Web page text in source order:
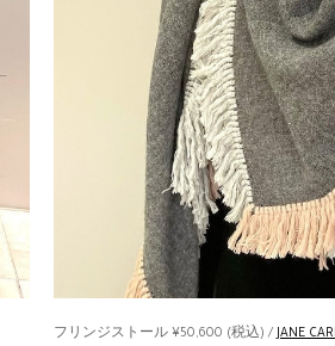
フリンジストール ¥50,600 (税込) / JANE